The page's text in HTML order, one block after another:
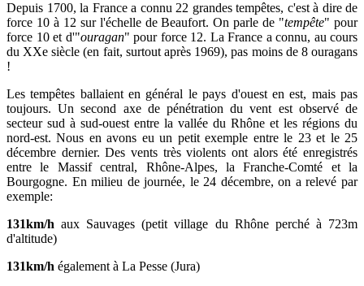
Depuis 1700, la France a connu 22 grandes tempêtes, c'est à dire de
force 10 à 12 sur l'échelle de Beaufort. On parle de "tempête" pour
force 10 et d'"ouragan" pour force 12. La France a connu, au cours
du XXe siècle (en fait, surtout après 1969), pas moins de 8 ouragans
!
Les tempêtes ballaient en général le pays d'ouest en est, mais pas
toujours. Un second axe de pénétration du vent est observé de
secteur sud à sud-ouest entre la vallée du Rhône et les régions du
nord-est. Nous en avons eu un petit exemple entre le 23 et le 25
décembre dernier. Des vents très violents ont alors été enregistrés
entre le Massif central, Rhône-Alpes, la Franche-Comté et la
Bourgogne. En milieu de journée, le 24 décembre, on a relevé par
exemple:
131km/h aux Sauvages (petit village du Rhône perché à 723m
d'altitude)
131km/h également à La Pesse (Jura)